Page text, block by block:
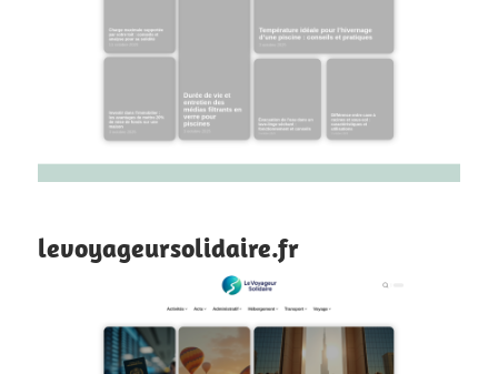
levoyageursolidaire.fr